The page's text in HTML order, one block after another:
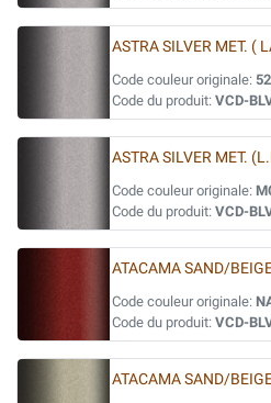
ASTRA SILVER MET. (
Code couleur originale:
Code du produit: VCD-
ASTRA SILVER MET.
Code couleur originale:
Code du produit: VCD-
ATACAMA SAND/
Code couleur originale:
Code du produit: VCD-
ATACAMA SAND/